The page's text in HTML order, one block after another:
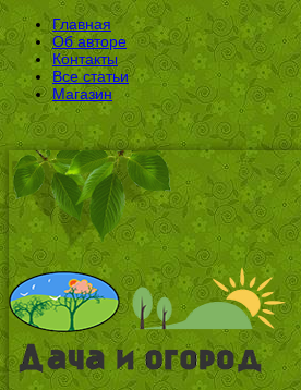
Главная
Об авторе
Контакты
Все статьи
Магазин